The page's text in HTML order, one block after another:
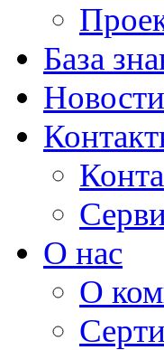
База
Новости
О нас
О